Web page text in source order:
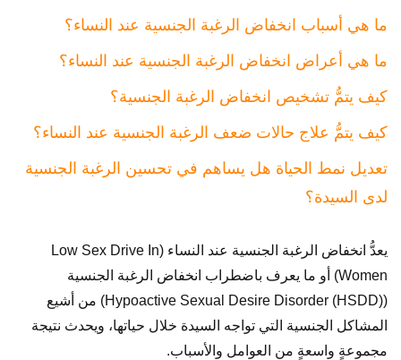
ما هي أسباب انخفاض الرغبة الجنسية عند النساء؟
ما هي أعراض انخفاض الرغبة الجنسية عند النساء؟
كيف يتمُّ تشخيص انخفاض الرغبة الجنسية؟
كيف يتمُّ علاج حالات ضعف الرغبة الجنسية عند النساء؟
تعديل نمط الحياة هل يساهم في تحسين الرغبة الجنسية
لدى السيدة؟
يعدُّ انخفاض الرغبة الجنسية عند النساء (Low Sex Drive In
Women) أو ما يعرف باضطراب انخفاض الرغبة الجنسية
(Hypoactive Sexual Desire Disorder (HSDD)) من أشيع
المشاكل الجنسية التي تواجه السيدة خلال حياتها، ويحدث نتيجة
مجموعةٍ واسعةٍ من العوامل والأسباب.